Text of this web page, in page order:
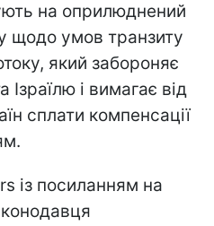
на оприлюднений
щодо умов транзиту
який забороняє
і вимагає від
сплати компенсації
із посиланням на